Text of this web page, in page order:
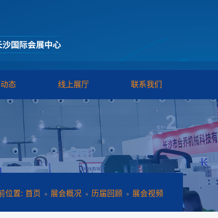
态 线上展厅 联系我们
位置: 首页 展会概况 历届回顾 展会视频